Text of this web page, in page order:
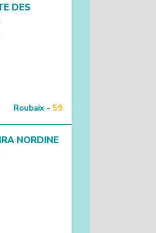
DES
Roubaix - 59
NORDINE